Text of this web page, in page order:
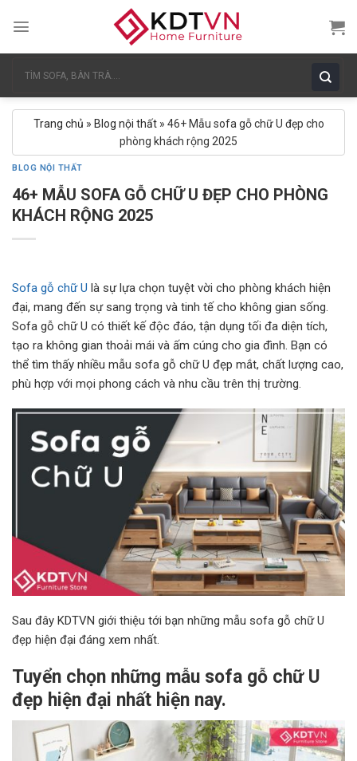
kiếm:
Trang chủ » Blog nội thất» 46+ Mẫu sofa gỗ chữ U đẹp cho
phòng khách rộng 2025
BLOG NỘI THẤT
46+ MẪU SOFA GỖ CHỮ U ĐẸP CHO PHÒNG
KHÁCH RỘNG 2025
Sofa gỗ chữ U là sự lựa chọn tuyệt vời cho phòng khách hiện
đại, mang đến sự sang trọng và tinh tế cho không gian sống.
Sofa gỗ chữ U có thiết kế độc đáo, tận dụng tối đa diện tích,
tạo ra không gian thoải mái và ấm cúng cho gia đình. Bạn có
thể tìm thấy nhiều mẫu sofa gỗ chữ U đẹp mắt, chất lượng cao,
phù hợp với mọi phong cách và nhu cầu trên thị trường.
Sau đây KDTVN giới thiệu tới bạn những mẫu sofa gỗ chữ U
đẹp hiện đại đáng xem nhất.
Tuyển chọn những mẫu sofa gỗ chữ U
đẹp hiện đại nhất hiện nay.